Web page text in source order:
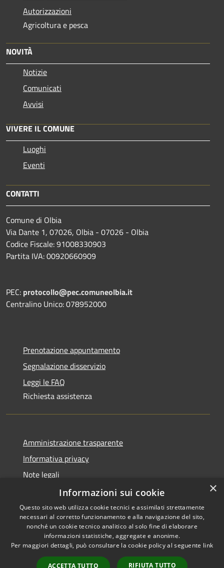
Autorizzazioni
Agricoltura e pesca
NOVITÀ
Notizie
Comunicati
Avvisi
VIVERE IL COMUNE
Luoghi
Eventi
CONTATTI
Comune di Olbia
Via Dante 1, 07026, Olbia - 07026 - Olbia
Codice Fiscale: 91008330903
Partita IVA: 00920660909
PEC: protocollo@pec.comuneolbia.it
Centralino Unico: 078952000
Prenotazione appuntamento
Segnalazione disservizio
Leggi le FAQ
Richiesta assistenza
Amministrazione trasparente
Informativa privacy
Note legali
Dichiarazione di accessibilità
RSS
Accessibilità
Copyright © 2026 • Comune di
Municipium• Accesso
×
Informazioni sui cookie
Questo sito web utilizza cookie tecnici e assimilati strettamente
necessari al corretto funzionamento e alla navigazione del sito,
nonché un cookie tecnico analitico al solo fine di elaborare
informazioni statistiche, aggregate e anonime.
Per maggiori dettagli, può consultare la cookie policy al seguente link
ACCETTA TUTTO RIFIUTA TUTTO